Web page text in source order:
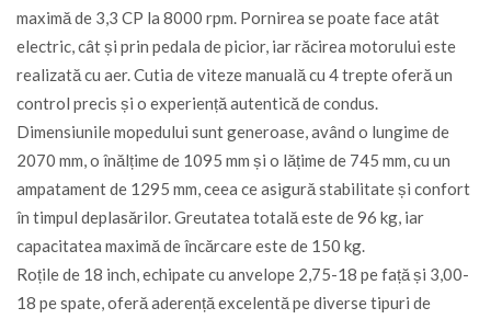
maximă de 3,3 CP la 8000 rpm. Pornirea se poate face atât
electric, cât și prin pedala de picior, iar răcirea motorului este
realizată cu aer. Cutia de viteze manuală cu 4 trepte oferă un
control precis și o experiență autentică de condus.
Dimensiunile mopedului sunt generoase, având o lungime de
2070 mm, o înălțime de 1095 mm și o lățime de 745 mm, cu un
ampatament de 1295 mm, ceea ce asigură stabilitate și confort
în timpul deplasărilor. Greutatea totală este de 96 kg, iar
capacitatea maximă de încărcare este de 150 kg.
Roțile de 18 inch, echipate cu anvelope 2,75-18 pe față și 3,00-
18 pe spate, oferă aderență excelentă pe diverse tipuri de